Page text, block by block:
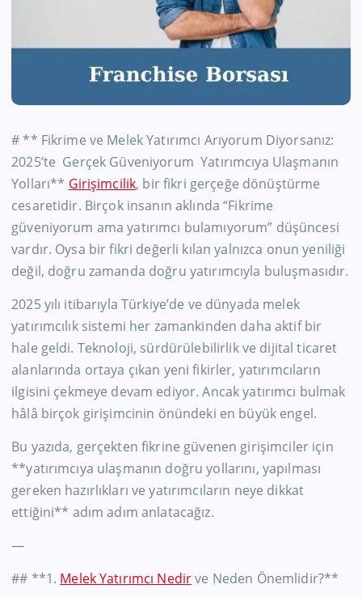
# ** Fikrime ve Melek Yatırımcı Arıyorum Diyorsanız:
2025’te Gerçek Güveniyorum Yatırımcıya Ulaşmanın
Yolları** Girişimcilik, bir fikri gerçeğe dönüştürme
cesaretidir. Birçok insanın aklında “Fikrime
güveniyorum ama yatırımcı bulamıyorum” düşüncesi
vardır. Oysa bir fikri değerli kılan yalnızca onun yeniliği
değil, doğru zamanda doğru yatırımcıyla buluşmasıdır.
2025 yılı itibarıyla Türkiye’de ve dünyada melek
yatırımcılık sistemi her zamankinden daha aktif bir
hale geldi. Teknoloji, sürdürülebilirlik ve dijital ticaret
alanlarında ortaya çıkan yeni fikirler, yatırımcıların
ilgisini çekmeye devam ediyor. Ancak yatırımcı bulmak
hâlâ birçok girişimcinin önündeki en büyük engel.
Bu yazıda, gerçekten fikrine güvenen girişimciler için
**yatırımcıya ulaşmanın doğru yollarını, yapılması
gereken hazırlıkları ve yatırımcıların neye dikkat
ettiğini** adım adım anlatacağız.
—
## **1. Melek Yatırımcı Nedirve Neden Önemlidir?**